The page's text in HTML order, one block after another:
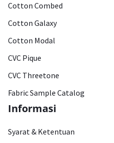
Cotton Combed
Cotton Galaxy
Cotton Modal
CVC Pique
CVC Threetone
Fabric Sample Catalog
Informasi
Syarat & Ketentuan